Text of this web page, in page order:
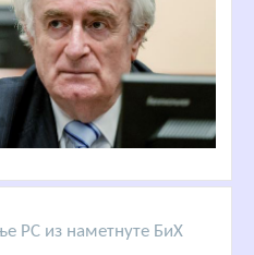
РС из наметнуте БиХ